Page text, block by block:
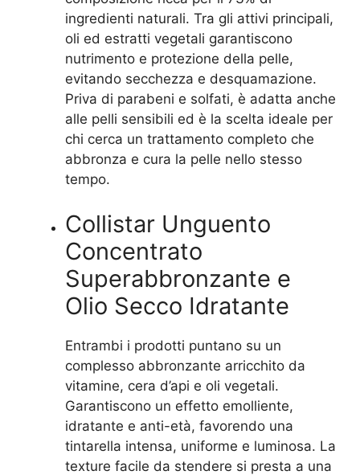
ingredienti naturali. Tra gli attivi principali,
oli ed estratti vegetali garantiscono
nutrimento e protezione della pelle,
evitando secchezza e desquamazione.
Priva di parabeni e solfati, è adatta anche
alle pelli sensibili ed è la scelta ideale per
chi cerca un trattamento completo che
abbronza e cura la pelle nello stesso
tempo.
Collistar Unguento
Concentrato
Superabbronzante e
Olio Secco Idratante
Entrambi i prodotti puntano su un
complesso abbronzante arricchito da
vitamine, cera d’api e oli vegetali.
Garantiscono un effetto emolliente,
idratante e anti-età, favorendo una
tintarella intensa, uniforme e luminosa. La
texture facile da stendere si presta a una